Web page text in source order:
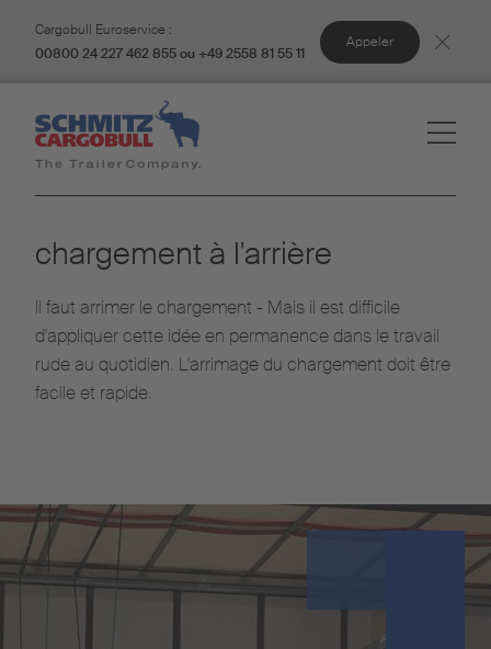
Cargobull Euroservice :
00800 24 227 462 855 ou +49 2558 81 55 11
Appeler
chargement à l'arrière
Il faut arrimer le chargement - Mais il est difficile
d'appliquer cette idée en permanence dans le travail
rude au quotidien. L'arrimage du chargement doit être
facile et rapide.